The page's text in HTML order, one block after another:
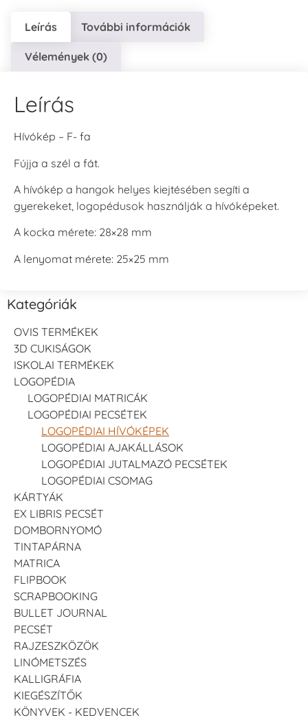
Leírás További információk
Vélemények (0)
Leírás
Hívókép – F- fa
Fújja a szél a fát.
A hívókép a hangok helyes kiejtésében segíti a
gyerekeket, logopédusok használják a hívóképeket.
A kocka mérete: 28×28 mm
A lenyomat mérete: 25×25 mm
Kategóriák
OVIS TERMÉKEK
3D CUKISÁGOK
ISKOLAI TERMÉKEK
LOGOPÉDIA
LOGOPÉDIAI MATRICÁK
LOGOPÉDIAI PECSÉTEK
LOGOPÉDIAI HÍVÓKÉPEK
LOGOPÉDIAI AJAKÁLLÁSOK
LOGOPÉDIAI JUTALMAZÓ PECSÉTEK
LOGOPÉDIAI CSOMAG
KÁRTYÁK
EX LIBRIS PECSÉT
DOMBORNYOMÓ
TINTAPÁRNA
MATRICA
FLIPBOOK
SCRAPBOOKING
BULLET JOURNAL
PECSÉT
RAJZESZKÖZÖK
LINÓMETSZÉS
KALLIGRÁFIA
KIEGÉSZÍTŐK
KÖNYVEK - KEDVENCEK